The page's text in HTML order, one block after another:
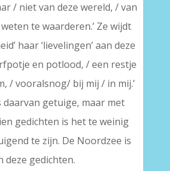
/ niet van deze wereld, / van
te waarderen.’ Ze wijdt
haar ‘lievelingen’ aan deze
en potlood, / een restje
/ vooralsnog/ bij mij / in mij.’
daarvan getuige, maar met
gedichten is het te weinig
te zijn. De Noordzee is
deze gedichten.